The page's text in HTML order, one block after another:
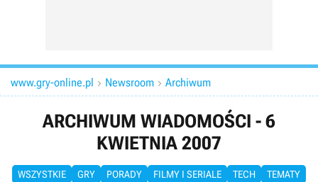
www.gry-online.pl  Newsroom  Archiwum
ARCHIWUM WIADOMOŚCI - 6
KWIETNIA 2007
WSZYSTKIE GRY PORADY FILMY I SERIALE TECH TEMATY